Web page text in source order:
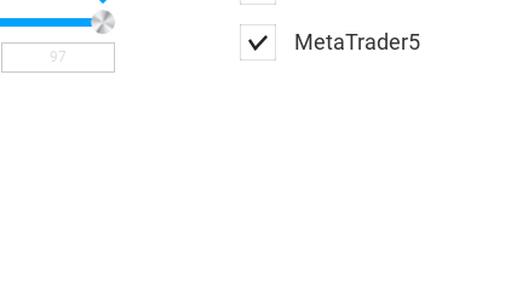
MetaTrader5